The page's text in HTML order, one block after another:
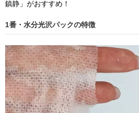
鎮静」がおすすめ！
1番・水分光沢パックの特徴